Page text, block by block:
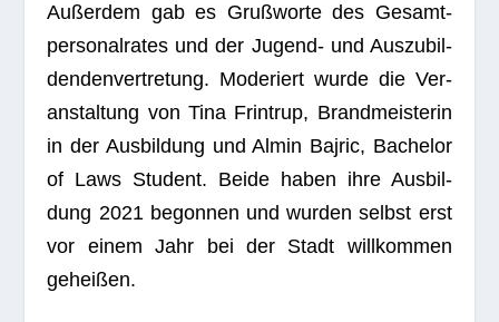
Außer­dem gab es Gruß­worte des Gesamt­
per­so­nal­ra­tes und der Jugend- und Aus­zu­bil­
den­den­ver­tre­tung. Mode­riert wurde die Ver­
an­stal­tung von Tina Frin­trup, Brand­meis­te­rin
in der Aus­bil­dung und Almin Bajric, Bache­lor
of Laws Stu­dent. Beide haben ihre Aus­bil­
dung 2021 begon­nen und wur­den selbst erst
vor einem Jahr bei der Stadt will­kom­men
geheißen.